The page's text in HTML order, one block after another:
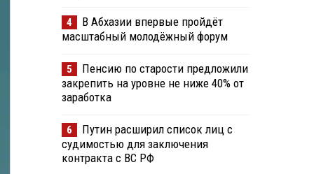
4
В Абхазии впервые пройдёт
масштабный молодёжный форум
5
Пенсию по старости предложили
закрепить на уровне не ниже 40% от
заработка
6
Путин расширил список лиц с
судимостью для заключения
контракта с ВС РФ